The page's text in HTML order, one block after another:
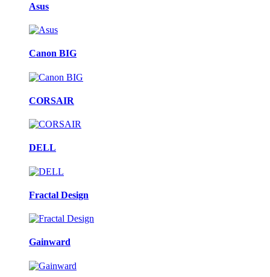
Asus
Canon BIG
CORSAIR
DELL
Fractal Design
Gainward